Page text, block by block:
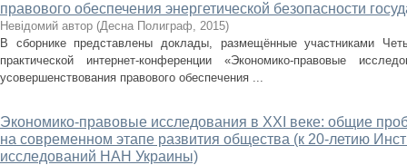
правового обеспечения энергетической безопасности
Невідомий автор (Десна Полиграф, 2015)
В сборнике представлены доклады, размещённые участниками
практической интернет-конференции «Экономико-правовые
усовершенствования правового обеспечения ...
Экономико-правовые исследования в XXI веке: общие
на современном этапе развития общества (к 20-летию
исследований НАН Украины)